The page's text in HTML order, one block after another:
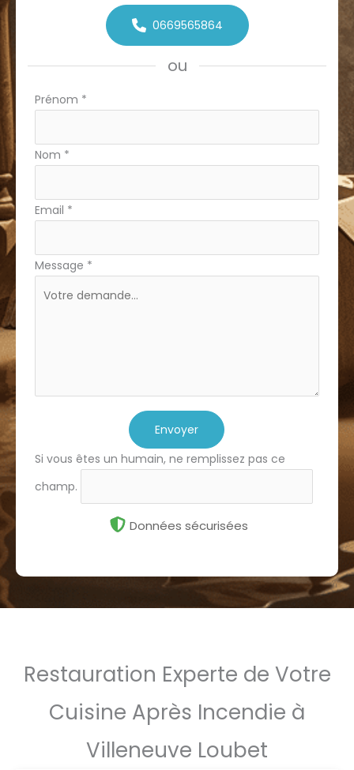
0669565864
ou
Formulaire
Prénom *
Nom *
Email *
Message *
Envoyer
Si vous êtes un humain, ne remplissez pas ce
champ.
Données sécurisées
Restauration Experte de Votre
Cuisine Après Incendie à
Villeneuve Loubet